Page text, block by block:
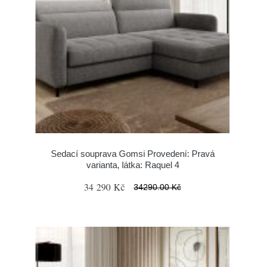
Sedací souprava Gomsi Provedení: Pravá
varianta, látka: Raquel 4
34 290 Kč 34290.00 Kč